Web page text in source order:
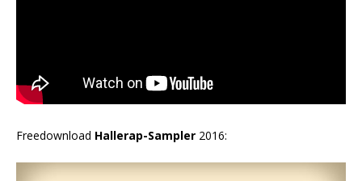
Freedownload Hallerap-Sampler 2016: